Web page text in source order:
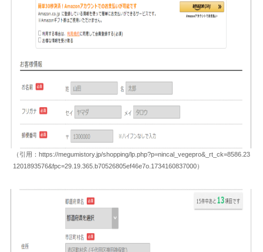
（引用：https://megumistory.jp/shopping/lp.php?p=nincal_vegepro&_rt_ck=8586.23
1201893576&fpc=29.19.365.b70526805ef46e7o.1734160837000）